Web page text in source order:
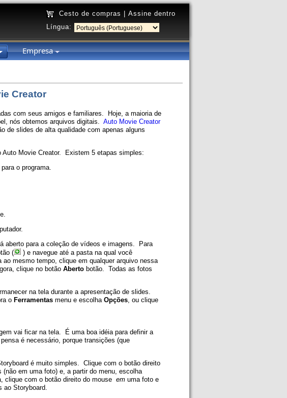
Cesto de compras
Assine dentro
Língua:
Empresa
Creator
com seus amigos e familiares. Hoje, a maioria de
nós obtemos arquivos digitais. Auto Movie Creator
de slides de alta qualidade com apenas alguns
Auto Movie Creator. Existem 5 etapas simples:
o programa.
aberto para a coleção de vídeos e imagens. Para
(
) e navegue até a pasta na qual você
mesmo tempo, clique em qualquer arquivo nessa
clique no botão Aberto botão. Todas as fotos
na tela durante a apresentação de slides.
o Ferramentas menu e escolha Opções, ou clique
vai ficar na tela. É uma boa idéia para definir a
é necessário, porque transições (que
é muito simples. Clique com o botão direito
em uma foto) e, a partir do menu, escolha
clique com o botão direito do mouse em uma foto e
ao Storyboard.